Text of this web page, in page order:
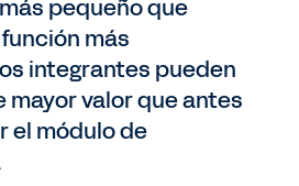
pequeño que
más
integrantes pueden
mayor valor que antes
el módulo de